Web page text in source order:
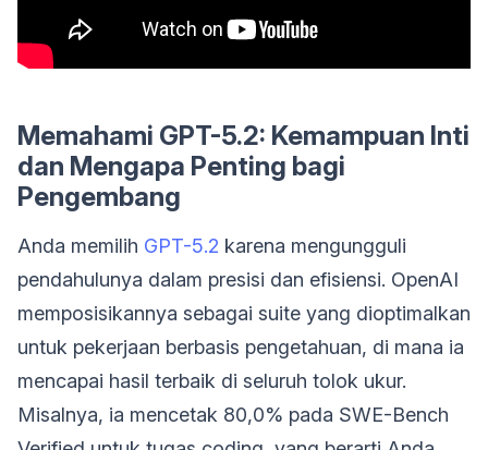
Memahami GPT-5.2: Kemampuan Inti
dan Mengapa Penting bagi
Pengembang
Anda memilih GPT-5.2 karena mengungguli
pendahulunya dalam presisi dan efisiensi. OpenAI
memposisikannya sebagai suite yang dioptimalkan
untuk pekerjaan berbasis pengetahuan, di mana ia
mencapai hasil terbaik di seluruh tolok ukur.
Misalnya, ia mencetak 80,0% pada SWE-Bench